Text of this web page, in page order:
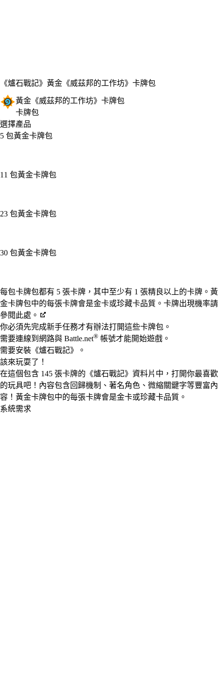
《爐石戰記》 黃金《威茲邦的工作坊》卡牌包
黃金《威茲邦的工作坊》卡牌包
卡牌包
選擇產品
5 包黃金卡牌包
11 包黃金卡牌包
23 包黃金卡牌包
30 包黃金卡牌包
Available actions
每包卡牌包都有 5 張卡牌，其中至少有 1 張精良以上的卡牌。黃
金卡牌包中的每張卡牌會是金卡或珍藏卡品質。卡牌出現機率請
參閱此處。
你必須先完成新手任務才有辦法打開這些卡牌包。
需要連線到網路與 Battle.net® 帳號才能開始遊戲。
需要安裝《爐石戰記》。
該來玩耍了！
在這個包含 145 張卡牌的《爐石戰記》資料片中，打開你最喜歡
的玩具吧！內容包含回歸機制、著名角色、微縮關鍵字等豐富內
容！黃金卡牌包中的每張卡牌會是金卡或珍藏卡品質。
系統需求